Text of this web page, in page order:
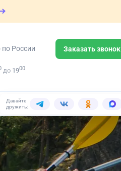
по России Заказать звонок
до 1900
Давайте
дружить: